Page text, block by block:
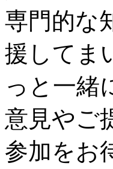
専門的な
援してま
っと一緒
意見やご
参加をお